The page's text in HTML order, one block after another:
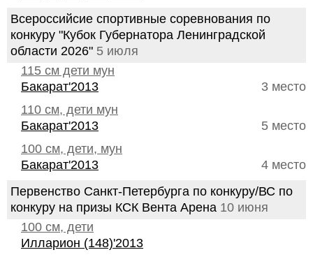
Всероссийсие спортивные соревнования по
конкуру "Кубок Губернатора Ленинградской
области 2026" 5 июля
115 см дети мун
3 место
Бакарат'2013
110 см, дети мун
5 место
Бакарат'2013
100 см, дети, мун
4 место
Бакарат'2013
Первенство Санкт-Петербурга по конкуру/ВС по
конкуру на призы КСК Вента Арена 10 июня
100 см, дети
Илларион (148)'2013